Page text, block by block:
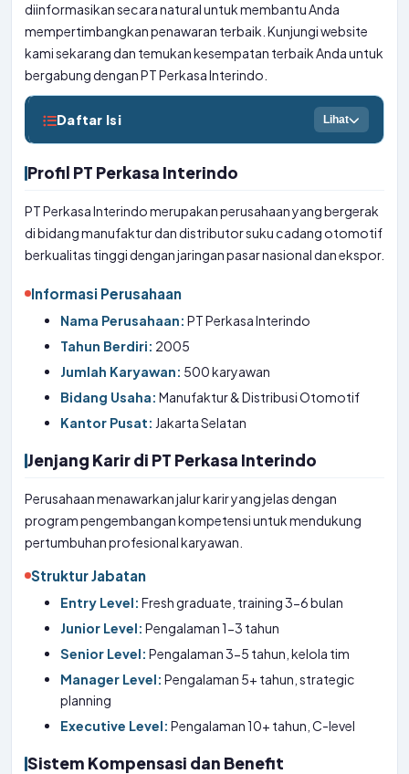
diinformasikan secara natural untuk membantu Anda
mempertimbangkan penawaran terbaik. Kunjungi website
kami sekarang dan temukan kesempatan terbaik Anda untuk
bergabung dengan PT Perkasa Interindo.
Daftar Isi Lihat
Profil PT Perkasa Interindo
PT Perkasa Interindo merupakan perusahaan yang bergerak
di bidang manufaktur dan distributor suku cadang otomotif
berkualitas tinggi dengan jaringan pasar nasional dan ekspor.
Informasi Perusahaan
Nama Perusahaan: PT Perkasa Interindo
Tahun Berdiri: 2005
Jumlah Karyawan: 500 karyawan
Bidang Usaha: Manufaktur & Distribusi Otomotif
Kantor Pusat: Jakarta Selatan
Jenjang Karir di PT Perkasa Interindo
Perusahaan menawarkan jalur karir yang jelas dengan
program pengembangan kompetensi untuk mendukung
pertumbuhan profesional karyawan.
Struktur Jabatan
Entry Level: Fresh graduate, training 3-6 bulan
Junior Level: Pengalaman 1-3 tahun
Senior Level: Pengalaman 3-5 tahun, kelola tim
Manager Level: Pengalaman 5+ tahun, strategic
planning
Executive Level: Pengalaman 10+ tahun, C-level
Sistem Kompensasi dan Benefit